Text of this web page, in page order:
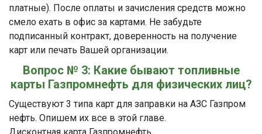
платные). После оплаты и зачисления средств можно
смело ехать в офис за картами. Не забудьте
подписанный контракт, доверенность на получение
карт или печать Вашей организации.
Вопрос № 3: Какие бывают топливные
карты Газпромнефть для физических лиц?
Существуют 3 типа карт для заправки на АЗС Газпром
нефть. Опишем их все в этой главе.
Дисконтная карта Газпромнефть